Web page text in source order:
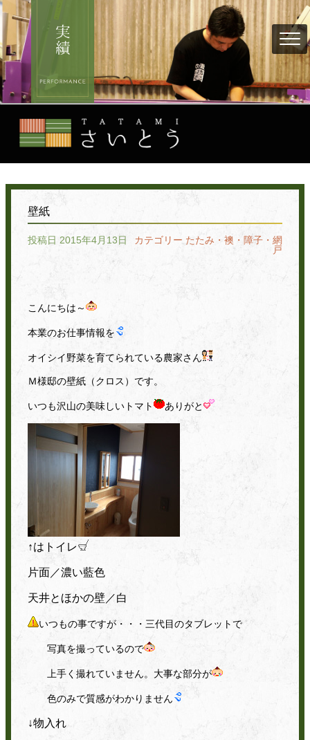
壁紙
投稿日 2015年4月13日 カテゴリー たたみ・襖・障子・網
戸
こんにちは～
本業のお仕事情報を
オイシイ野菜を育てられている農家さん
Ｍ様邸の壁紙（クロス）です。
いつも沢山の美味しいトマト ありがと
↑はトイレ
片面／濃い藍色
天井とほかの壁／白
いつもの事ですが・・・三代目のタブレットで
写真を撮っているので
上手く撮れていません。大事な部分が
色のみで質感がわかりません
↓物入れ